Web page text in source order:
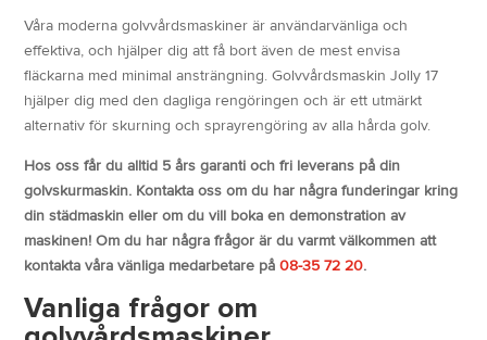
Våra moderna golvvårdsmaskiner är användarvänliga och
effektiva, och hjälper dig att få bort även de mest envisa
fläckarna med minimal ansträngning. Golvvårdsmaskin Jolly 17
hjälper dig med den dagliga rengöringen och är ett utmärkt
alternativ för skurning och sprayrengöring av alla hårda golv.
Hos oss får du alltid 5 års garanti och fri leverans på din
golvskurmaskin. Kontakta oss om du har några funderingar kring
din städmaskin eller om du vill boka en demonstration av
maskinen! Om du har några frågor är du varmt välkommen att
kontakta våra vänliga medarbetare på08-35 72 20.
Vanliga frågor om